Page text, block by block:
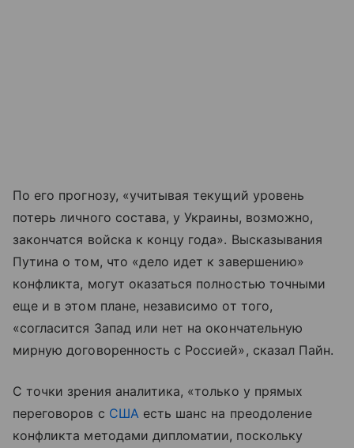
По его прогнозу, «учитывая текущий уровень
потерь личного состава, у Украины, возможно,
закончатся войска к концу года». Высказывания
Путина о том, что «дело идет к завершению»
конфликта, могут оказаться полностью точными
еще и в этом плане, независимо от того,
«согласится Запад или нет на окончательную
мирную договоренность с Россией», сказал Пайн.
С точки зрения аналитика, «только у прямых
переговоров с США есть шанс на преодоление
конфликта методами дипломатии, поскольку